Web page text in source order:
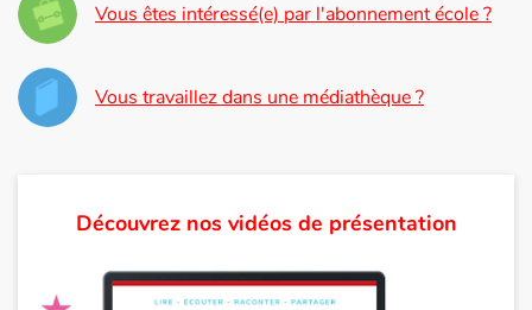
Vous êtes intéressé(e) par l'abonnement école ?
Vous travaillez dans une médiathèque ?
Découvrez nos vidéos de présentation